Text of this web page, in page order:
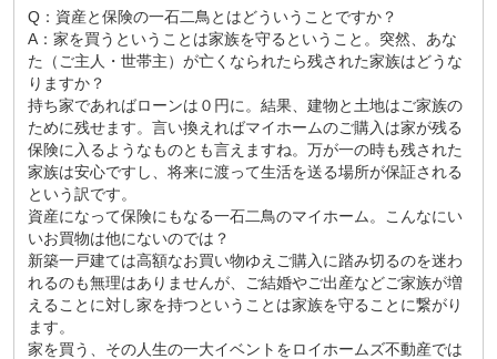
Q：資産と保険の一石二鳥とはどういうことですか？
A：家を買うということは家族を守るということ。突然、あな
た（ご主人・世帯主）が亡くなられたら残された家族はどうな
りますか？
持ち家であればローンは０円に。結果、建物と土地はご家族の
ために残せます。言い換えればマイホームのご購入は家が残る
保険に入るようなものとも言えますね。万が一の時も残された
家族は安心ですし、将来に渡って生活を送る場所が保証される
という訳です。
資産になって保険にもなる一石二鳥のマイホーム。こんなにい
いお買物は他にないのでは？
新築一戸建ては高額なお買い物ゆえご購入に踏み切るのを迷わ
れるのも無理はありませんが、ご結婚やご出産などご家族が増
えることに対し家を持つということは家族を守ることに繋がり
ます。
家を買う、その人生の一大イベントをロイホームズ不動産では